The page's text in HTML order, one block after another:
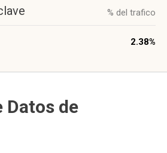
% del trafico
2.38%
Datos de